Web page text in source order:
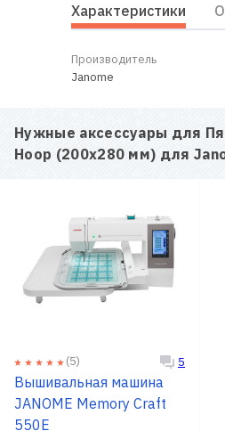
Характеристики
Производитель
Janome
Нужные аксессуары для
Hoop (200х280 мм) для
(5) 5
Вышивальная машина
JANOME Memory Craft
550E